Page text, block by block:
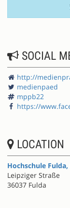
SOCIAL
http://
medienpaed
mppb22
https://
LOCATION
Hochschule Fulda,
Leipziger Straße
36037 Fulda